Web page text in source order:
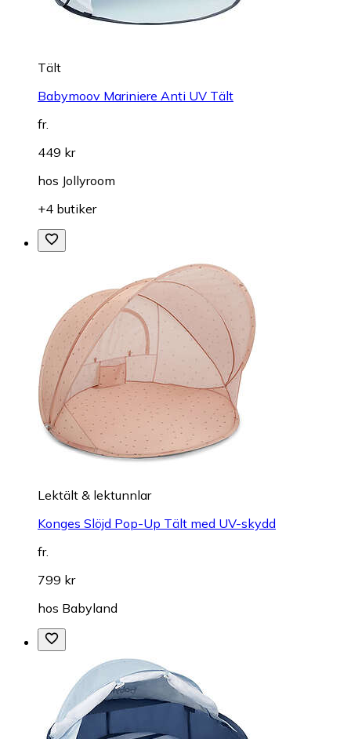
Tält
Babymoov Mariniere Anti UV Tält
fr.
449 kr
hos Jollyroom
+4 butiker
Lektält & lektunnlar
Konges Slöjd Pop-Up Tält med UV-skydd
fr.
799 kr
hos Babyland